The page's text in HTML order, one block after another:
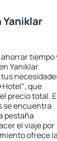
tiempo
Yaniklar
que
precio total.
se encuentra
pestaña
el viaje por
ofrece la